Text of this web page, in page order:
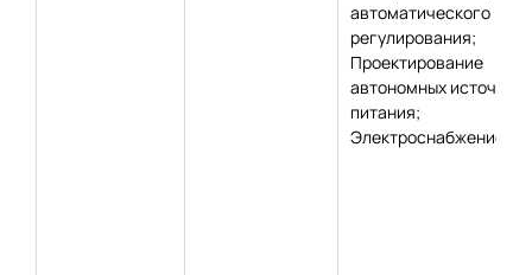
автоматического
регулирования;
Проектирование
автономных
питания;
Электроснабжение